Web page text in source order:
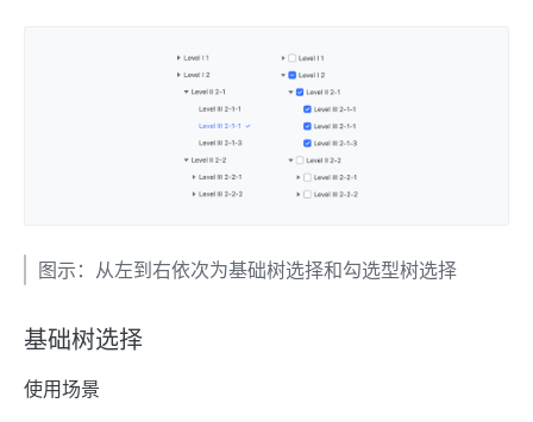
图示：从左到右依次为基础树选择和勾选型树选择
基础树选择
使用场景